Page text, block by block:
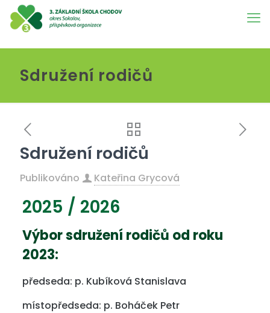
Sdružení rodičů
Sdružení rodičů
Publikováno Kateřina Grycová
2025 / 2026
Výbor sdružení rodičů od roku
2023:
předseda: p. Kubíková Stanislava
místopředseda: p. Boháček Petr